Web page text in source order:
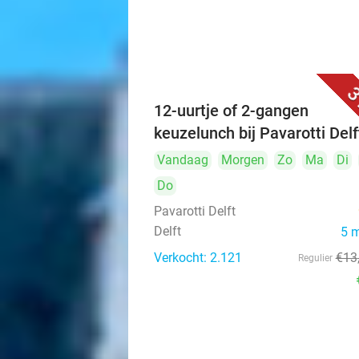
12-uurtje of 2-gangen
keuzelunch bij Pavarotti
Vandaag Morgen Zo Ma
Di
Do
Pavarotti Delft
Delft
5
Verkocht: 2.121
Regulier €13